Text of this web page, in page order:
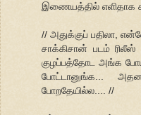
இணையத்தில் எளிதாக
// அதுக்குப் பதிலா,
சாக்கிசான் படம் ரிலீஸ்
குழப்பத்தோட அங்க போய்
போட்டானுங்க...
போறதேயில்ல.... //